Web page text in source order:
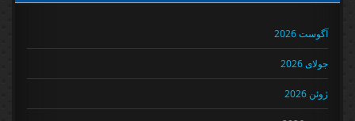
آگوست 2026
جولای 2026
ژوئن 2026